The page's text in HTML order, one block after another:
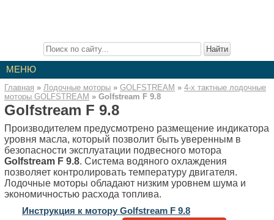
МЕНЮ
Главная » Лодочные моторы » GOLFSTREAM » 4-x тактные лодочные
моторы GOLFSTREAM » Golfstream F 9.8
Golfstream F 9.8
Производителем предусмотрено размещение индикатора
уровня масла, который позволит быть уверенным в
безопасности эксплуатации подвесного мотора
Golfstream F 9.8. Система водяного охлаждения
позволяет контролировать температуру двигателя.
Лодочные моторы обладают низким уровнем шума и
экономичностью расхода топлива.
Инструкция к мотору Golfstream F 9.8